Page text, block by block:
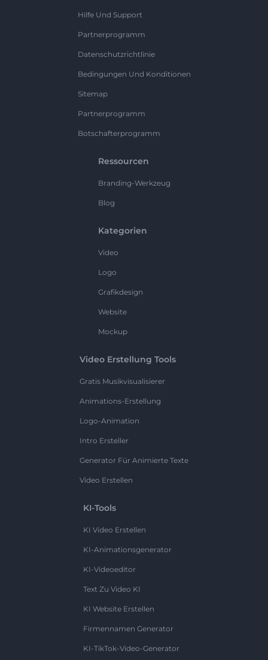
Hilfe Und Support
Partnerprogramm
Datenschutzrichtlinie
Bedingungen Und Konditionen
Sitemap
Partnerprogramm
Botschafterprogramm
Ressourcen
Branding-Werkzeug
Blog
Kategorien
Video
Logo
Grafikdesign
Website
Mockup
Video Erstellung Tools
Gratis Musikvisualisierer
Animations-Erstellung
Logo-Animation
Intro Ersteller
Generator Für Animierte Texte
Video Erstellen
KI-Tools
KI Video Erstellen
KI-Animationsgenerator
KI-Videoeditor
Text Zu Video KI
KI Website Erstellen
Firmennamen Generator
KI-TikTok-Video-Generator